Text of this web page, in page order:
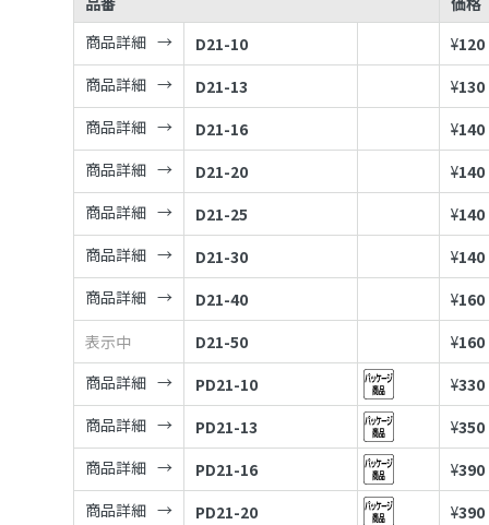
商品詳細
D21-10 ¥120
商品詳細
D21-13 ¥130
商品詳細
D21-16 ¥140
商品詳細
D21-20 ¥140
商品詳細
D21-25 ¥140
商品詳細
D21-30 ¥140
商品詳細
D21-40 ¥160
表示中
D21-50 ¥160
商品詳細
PD21-10 ¥330
商品詳細
PD21-13 ¥350
商品詳細
PD21-16 ¥390
商品詳細
PD21-20 ¥390